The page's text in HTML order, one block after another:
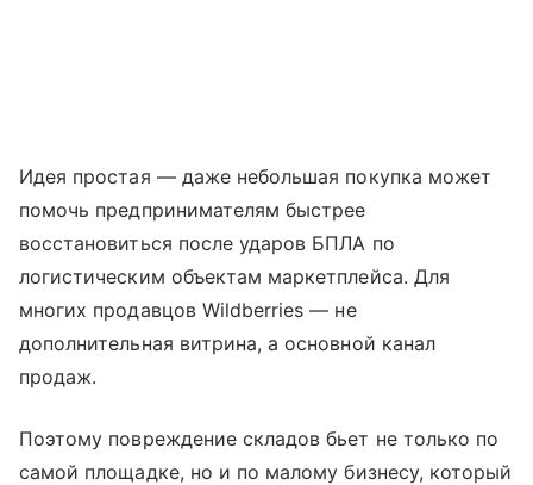
Идея простая — даже небольшая покупка может
помочь предпринимателям быстрее
восстановиться после ударов БПЛА по
логистическим объектам маркетплейса. Для
многих продавцов Wildberries — не
дополнительная витрина, а основной канал
продаж.
Поэтому повреждение складов бьет не только по
самой площадке, но и по малому бизнесу, который